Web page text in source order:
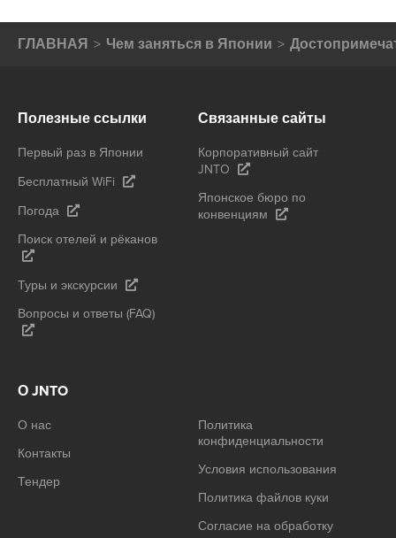
ГЛАВНАЯ Чем заняться в Японии
Полезные ссылки
Первый раз в Японии
Бесплатный WiFi
Погода
Поиск отелей и рёканов
Туры и экскурсии
Вопросы и ответы (FAQ)
Связанные сайты
Корпоративный сайт
JNTO
Японское бюро по
конвенциям
О JNTO
О нас
Контакты
Тендер
Политика
конфиденциальности
Условия использования
Политика файлов куки
Согласие на обработку